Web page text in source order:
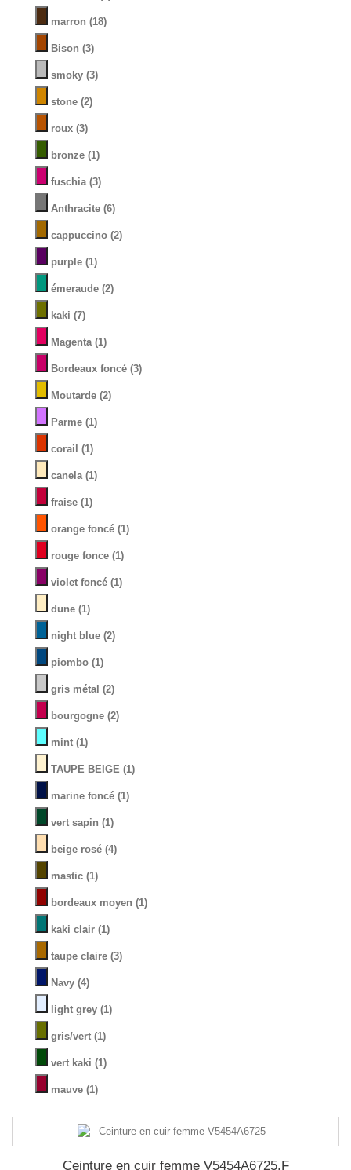
marron (18)
Bison (3)
smoky (3)
stone (2)
roux (3)
bronze (1)
fuschia(3)
Anthracite (6)
cappuccino (2)
purple (1)
émeraude (2)
kaki (7)
Magenta(1)
Bordeaux foncé (3)
Moutarde (2)
Parme (1)
corail (1)
canela(1)
fraise (1)
orange foncé (1)
rouge fonce (1)
violet foncé (1)
dune (1)
night blue (2)
piombo (1)
gris métal (2)
bourgogne (2)
mint (1)
TAUPE BEIGE (1)
marine foncé (1)
vert sapin (1)
beige rosé (4)
mastic (1)
bordeaux moyen (1)
kaki clair (1)
taupe claire (3)
Navy (4)
light grey (1)
gris/vert (1)
vert kaki (1)
mauve (1)
Ceinture en cuir femme V5454A6725.F